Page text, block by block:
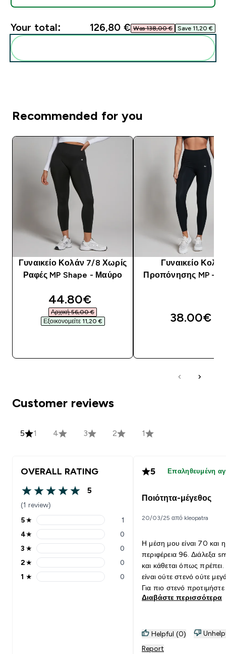
Your total: 126,80 €‎ Was 138,00 €‎ Save 11,20 €‎
Recommended for you
Γυναικείο Κολάν 7/8 Χωρίς
Ραφές MP Shape - Μαύρο
discounted price
44.80€‎
Αρχική 56,00 €‎
Εξοικονομείτε 11,20 €‎
Γυναικείο Κολάν
Προπόνησης MP -
38.00€‎
Customer reviews
5 1 4 3 2 1
OVERALL RATING
5 out of 5 stars
5
(1 review)
5 stars rating 1 reviews
5★ 1
4 stars rating 0 reviews
4★ 0
3 stars rating 0 reviews
3 ★ 0
2 stars rating 0 reviews
2★ 0
1 stars rating 0 reviews
1 ★ 0
5 Επαληθευμένη
Ποιότητα-μέγεθος
20/03/25 από kleopatra
Η μέση μου είναι 70 και η
περιφέρεια 96. Διάλεξα
και κάθεται όπως πρέπει.
είναι ούτε στενό ούτε
Για πιο στενό
νούμερο μικρότερο. Το
Διαβάστε περισσότερα
Helpful (0)
Report